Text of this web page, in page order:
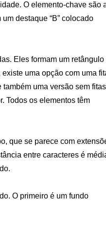
O elemento-chave são
destaque “B” colocado
Eles formam um retângulo
uma opção com uma
uma versão sem
Todos os elementos têm
que se parece com
entre caracteres é
O primeiro é um fundo